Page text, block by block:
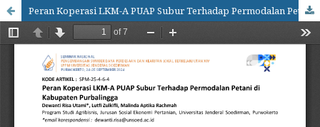
Peran Koperasi LKM-A PUAP Subur Terhadap Permodalan Petani di Kabupaten Purbalingga